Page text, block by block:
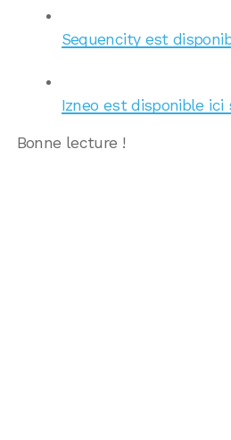
Sequencity est
Izneo est disponible ici
Bonne lecture !